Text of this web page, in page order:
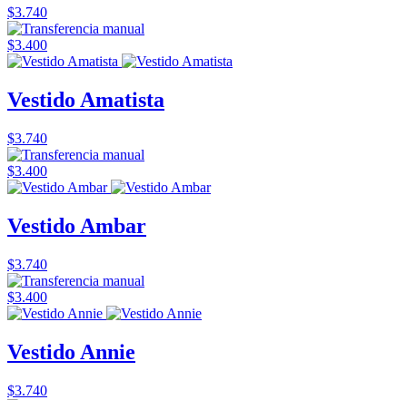
$3.740
$3.400
Vestido Amatista
$3.740
$3.400
Vestido Ambar
$3.740
$3.400
Vestido Annie
$3.740